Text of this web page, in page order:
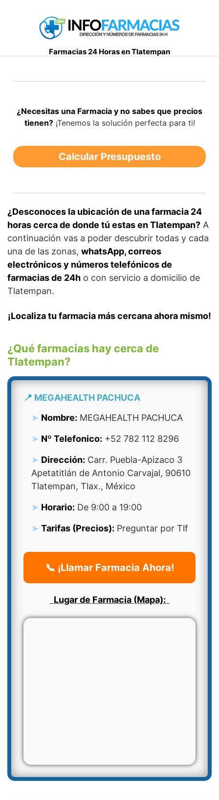
Farmacias 24 Horas en Tlatempan
¿Necesitas una Farmacia y no sabes que precios
tienen?¡Tenemos la solución perfecta para ti!
Calcular Presupuesto
¿Desconoces la ubicación de una farmacia 24
horas cerca de donde tú estas en Tlatempan? A
continuación vas a poder descubrir todas y cada
una de las zonas, whatsApp, correos
electrónicos y números telefónicos de
farmacias de 24h o con servicio a domicilio de
Tlatempan.
¡Localiza tu farmacia más cercana ahora mismo!
¿Qué farmacias hay cerca de
Tlatempan?
📍 MEGAHEALTH PACHUCA
Nombre: MEGAHEALTH PACHUCA
Nº Telefonico: +52 782 112 8296
Dirección: Carr. Puebla-Apizaco 3
Apetatitlán de Antonio Carvajal, 90610
Tlatempan, Tlax., México
Horario: De 9:00 a 19:00
Tarifas (Precios): Preguntar por Tlf
📞 ¡Llamar Farmacia Ahora!
Lugar de Farmacia (Mapa):